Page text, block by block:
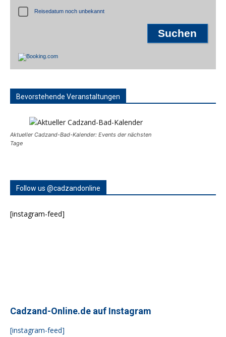
Reisedatum noch unbekannt
Bevorstehende Veranstaltungen
Aktueller Cadzand-Bad-Kalender: Events der nächsten
Tage
Follow us @cadzandonline
[instagram-feed]
Cadzand-Online.de auf Instagram
[instagram-feed]